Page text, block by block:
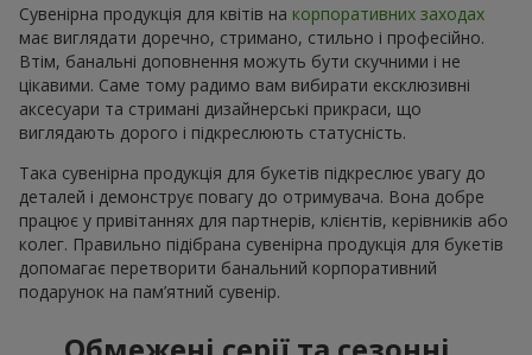
Сувенірна продукція для квітів на корпоративних заходах
має виглядати доречно, стримано, стильно і професійно.
Втім, банальні доповнення можуть бути скучними і не
цікавими. Саме тому радимо вам вибирати ексклюзивні
аксесуари та стримані дизайнерські прикраси, що
виглядають дорого і підкреслюють статусність.
Така сувенірна продукція для букетів підкреслює увагу до
деталей і демонструє повагу до отримувача. Вона добре
працює у привітаннях для партнерів, клієнтів, керівників або
колег. Правильно підібрана сувенірна продукція для букетів
допомагає перетворити банальний корпоративний
подарунок на пам’ятний сувенір.